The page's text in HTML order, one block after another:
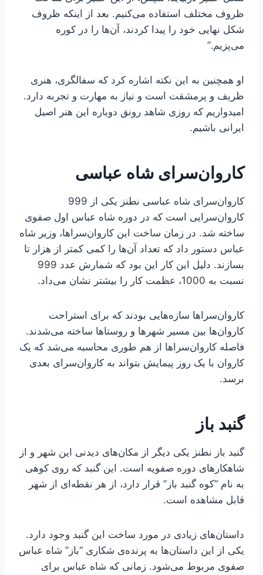
ظروف مختلف استفاده می‌کنیم. بعد از اینکه ظروف
شکل نهایی خود را پیدا کردند، آن‌ها را در کوره
می‌پزیم.”
او همچنین به این نکته اشاره کرد که سفالگری، هنری
ظریف و پرمشقت است و نیاز به مهارت و تجربه دارد.
امیدواریم که روزی شاهد رونق دوباره این هنر اصیل
ایرانی باشیم.
کاروان‌سرای شاه عباسی
کاروان‌سرای شاه عباسی نطنز یکی از 999
کاروان‌سرایی است که در دوره شاه عباس اول صفوی
ساخته شد. در زمان ساخت این کاروان‌سراها، وزیر شاه
عباس دستور داد که تعداد آن‌ها را کمی کمتر از هزار تا
بسازند. دلیل این کار این بود که شمارش عدد 999
نسبت به 1000، عظمت کار را بیشتر نشان می‌داد.
کاروان‌سراها سازه‌هایی بودند که برای استراحت
کاروان‌ها بین مسیر شهرها و روستاها ساخته می‌شدند.
فاصله کاروان‌سراها از هم طوری محاسبه می‌شد که یک
کاروان با یک روز پیمایش بتواند به کاروان‌سرای بعدی
برسد.
گنبد باز
گنبد باز نطنز یکی دیگر از مکان‌های دیدنی این شهر و از
شاهکارهای دوره صفویه است. این گنبد که روی کوهی
به نام “کوه گنبد باز” قرار دارد، از هر نقطه‌ای از شهر
قابل مشاهده است.
داستان‌های زیادی در مورد ساخت این گنبد وجود دارد.
یکی از این داستان‌ها به پرنده‌ی شکاری “باز” شاه عباس
صفوی مربوط می‌شود. زمانی که شاه عباس برای